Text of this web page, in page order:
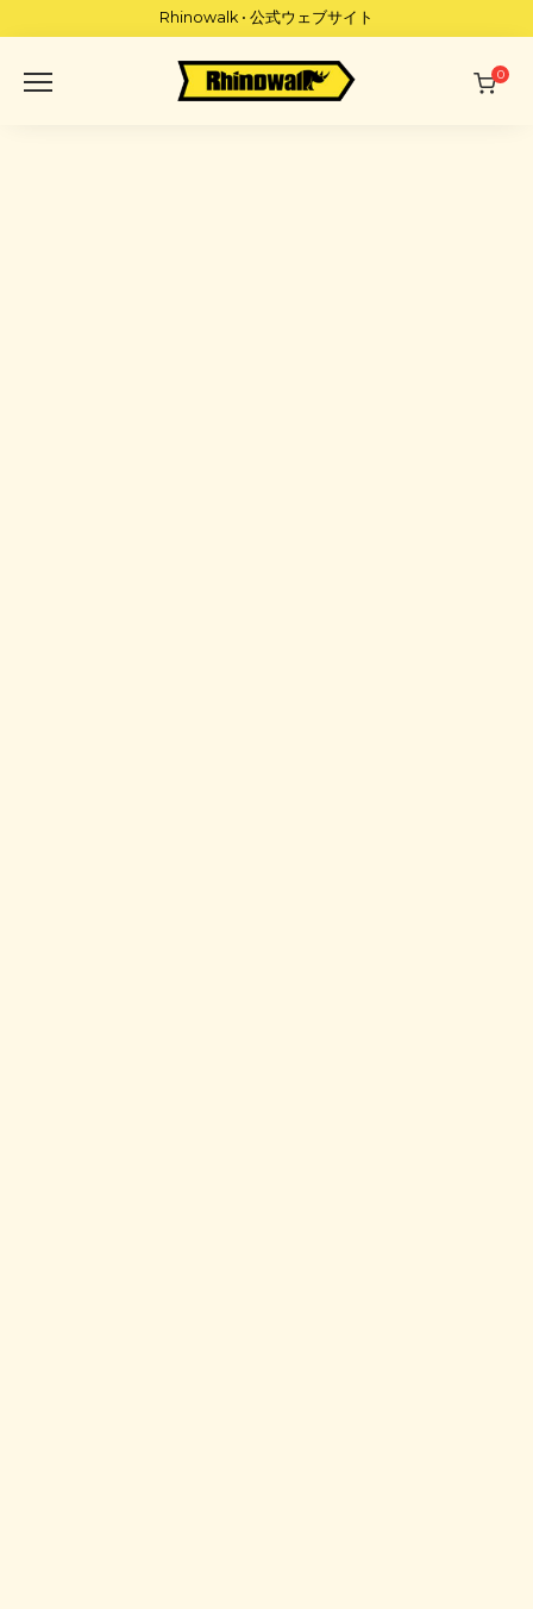
to
Rhinowalk • 公式ウェブサイト
0